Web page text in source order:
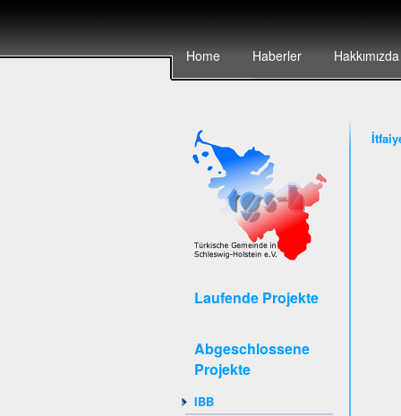
Home Haberler Hakkımızda
Laufende Projekte
Abgeschlossene
Projekte
IBB